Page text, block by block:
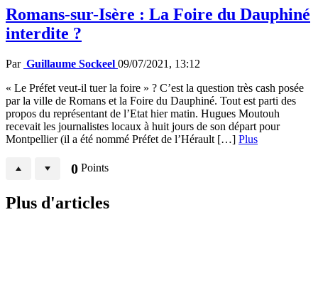
Romans-sur-Isère : La Foire du Dauphiné
interdite ?
Par Guillaume Sockeel 09/07/2021, 13:12
« Le Préfet veut-il tuer la foire » ? C’est la question très cash posée
par la ville de Romans et la Foire du Dauphiné. Tout est parti des
propos du représentant de l’Etat hier matin. Hugues Moutouh
recevait les journalistes locaux à huit jours de son départ pour
Montpellier (il a été nommé Préfet de l’Hérault […] Plus
0 Points
Plus d'articles